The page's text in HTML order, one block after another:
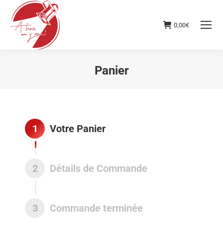
0,00€
Panier
Votre Panier
1
Détails de Commande
2
Commande terminée
3